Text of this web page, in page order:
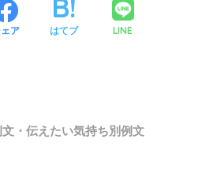
ア はてブ LINE
・伝えたい気持ち別例文